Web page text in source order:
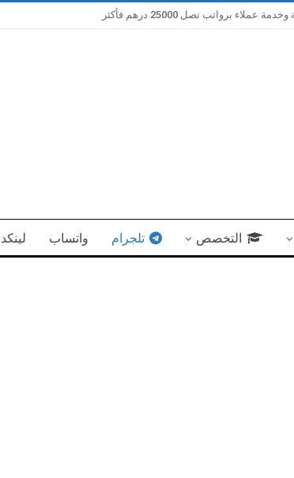
برواتب تصل 25000 درهم فأكثر
التخصص تلجرام واتساب